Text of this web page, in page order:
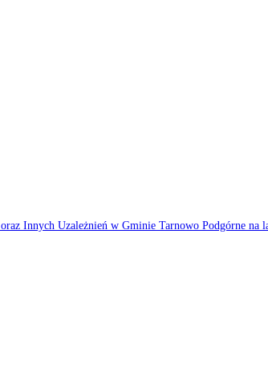
Innych Uzależnień w Gminie Tarnowo Podgórne na